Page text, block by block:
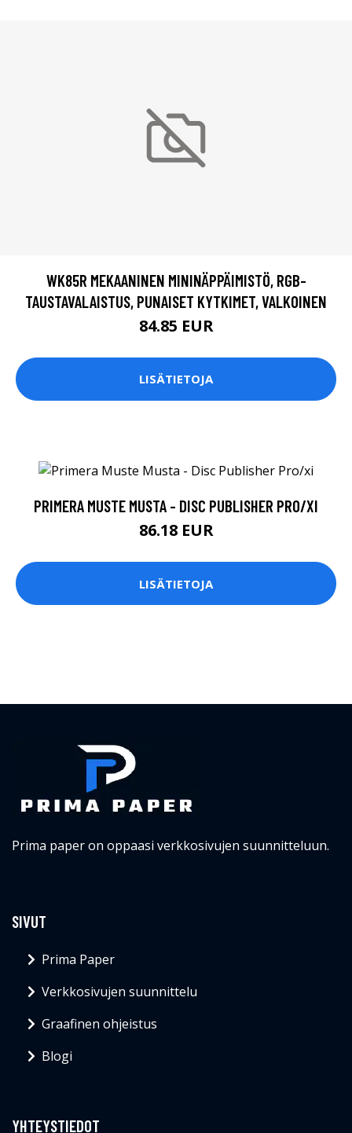
WK85R MEKAANINEN MININÄPPÄIMISTÖ, RGB-
TAUSTAVALAISTUS, PUNAISET KYTKIMET, VALKOINEN
84.85 EUR
LISÄTIETOJA
PRIMERA MUSTE MUSTA - DISC PUBLISHER PRO/XI
86.18 EUR
LISÄTIETOJA
Prima paper on oppaasi verkkosivujen suunnitteluun.
SIVUT
Prima Paper
Verkkosivujen suunnittelu
Graafinen ohjeistus
Blogi
YHTEYSTIEDOT